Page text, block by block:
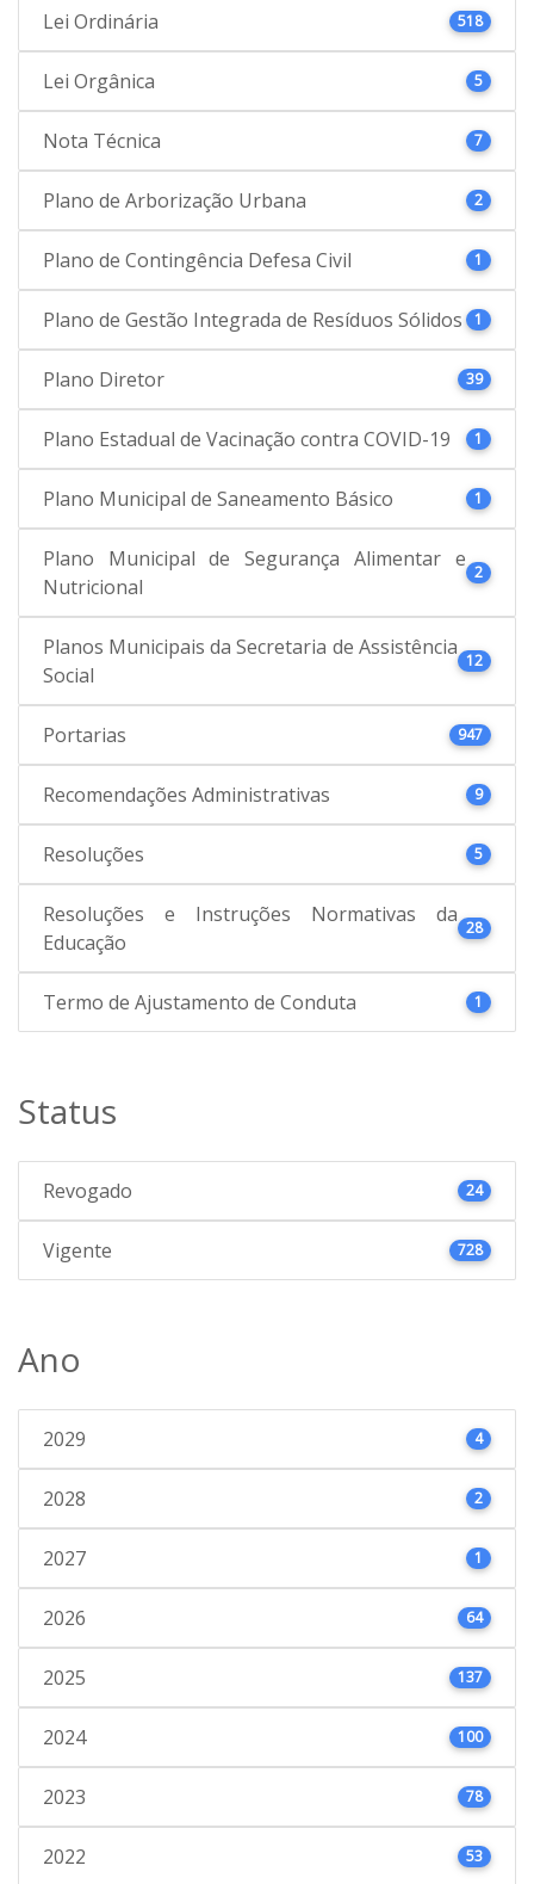
Lei Ordinária 518
Lei Orgânica 5
Nota Técnica 7
Plano de Arborização Urbana 2
Plano de Contingência Defesa Civil 1
Plano de Gestão Integrada de Resíduos Sólidos 1
Plano Diretor 39
Plano Estadual de Vacinação contra COVID-19 1
Plano Municipal de Saneamento Básico 1
Plano Municipal de Segurança Alimentar e
Nutricional
2
Planos Municipais da Secretaria de Assistência
Social
12
Portarias 947
Recomendações Administrativas 9
Resoluções 5
Resoluções e Instruções Normativas da
Educação
28
Termo de Ajustamento de Conduta 1
Status
Revogado 24
Vigente 728
Ano
2029 4
2028 2
2027 1
2026 64
2025 137
2024 100
2023 78
2022 53